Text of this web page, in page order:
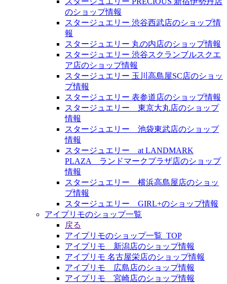
のショップ情報
スタージュエリー 渋谷西武店のショップ情
報
スタージュエリー 丸の内店のショップ情報
スタージュエリー 渋谷スクランブルスクエ
ア店のショップ情報
スタージュエリー 玉川高島屋SC店のショッ
プ情報
スタージュエリー 表参道店のショップ情報
スタージュエリー 東京大丸店のショップ
情報
スタージュエリー 池袋東武店のショップ
情報
スタージュエリー at LANDMARK
PLAZA ランドマークプラザ店のショップ
情報
スタージュエリー 横浜高島屋店のショッ
プ情報
スタージュエリー GIRL+のショップ情報
アイプリモのショップ一覧
戻る
アイプリモのショップ一覧_TOP
アイプリモ 新潟店のショップ情報
アイプリモ 名古屋栄店のショップ情報
アイプリモ 広島店のショップ情報
アイプリモ 宮崎店のショップ情報